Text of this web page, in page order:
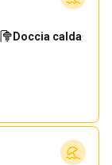
Doccia calda·